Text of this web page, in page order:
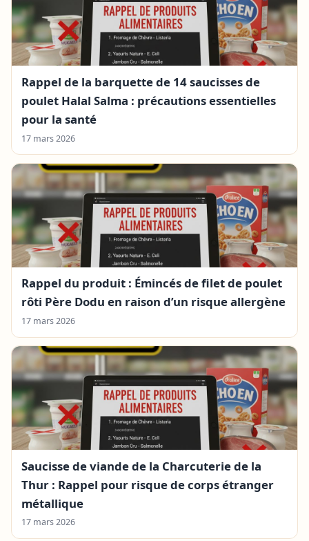
Rappel de la barquette de 14 saucisses de
poulet Halal Salma : précautions essentielles
pour la santé
17 mars 2026
Rappel du produit : Émincés de filet de poulet
rôti Père Dodu en raison d’un risque allergène
17 mars 2026
Saucisse de viande de la Charcuterie de la
Thur : Rappel pour risque de corps étranger
métallique
17 mars 2026